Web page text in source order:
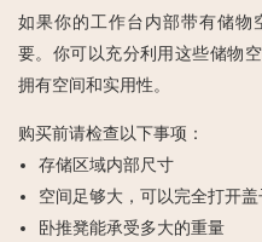
如果你的工作台内部带有储物
要。你可以充分利用这些储物
拥有空间和实用性。
购买前请检查以下事项：
存储区域内部尺寸
空间足够大，可以完全打开盖
卧推凳能承受多大的重量